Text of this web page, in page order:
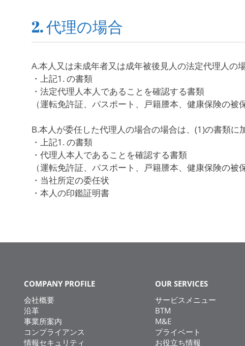
2. 代理の場合
A.本人又は未成年者又は成年被後見人の法定代理人の
・上記1. の書類
・法定代理人本人であることを確認する書類
（運転免許証、パスポート、戸籍謄本、健康保険の
B.本人が委任した代理人の場合の場合は、(1)の書類に
・上記1. の書類
・代理人本人であることを確認する書類
（運転免許証、パスポート、戸籍謄本、健康保険の
・当社所定の委任状
・本人の印鑑証明書
COMPANY PROFILE
会社概要
沿革
事業所案内
コンプライアンス
情報セキュリティ
OUR SERVICES
サービスメニュー
BTM
M&E
プライベート
お役立ち情報